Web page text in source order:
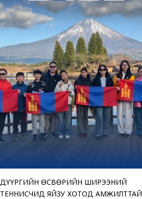
ДҮҮРГИЙН ӨСВӨРИЙН ШИРЭЭНИЙ
ТЕННИСЧИД ЯЙЗУ ХОТОД АМЖИЛТТАЙ